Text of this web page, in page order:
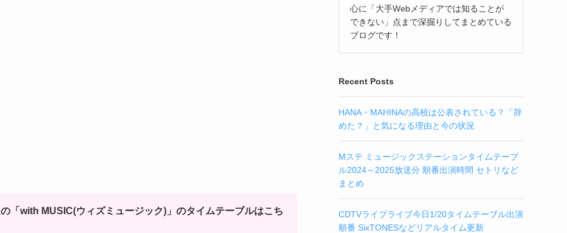
「with MUSIC(ウィズミュージック)」のタイムテーブルはこち
心に「大手Webメディアでは知ることが
できない」点まで深掘りしてまとめている
ブログです！
Recent Posts
HANA・MAHINAの高校は公表されている？「辞
めた？」と気になる理由と今の状況
Mステ ミュージックステーションタイムテーブ
ル2024～2025放送分 順番出演時間 セトリなど
まとめ
CDTVライブライブ今日1/20タイムテーブル出演
順番 SixTONESなどリアルタイム更新